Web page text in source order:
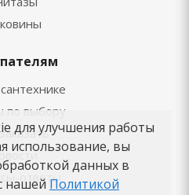
по выбору
ответы
для улучшения работы
использование, вы
данных в
нашей Политикой